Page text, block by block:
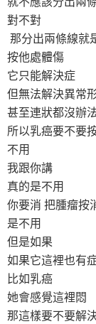
對不對
那分出兩條線就
按他處體傷
它只能解決症
但無法解決異常
甚至連狀都沒辦
所以乳癌要不要
不用
我跟你講
真的是不用
你要消 把腫瘤按
是不用
但是如果
如果它這裡也有
比如乳癌
她會感覺這裡悶
那這樣要不要解